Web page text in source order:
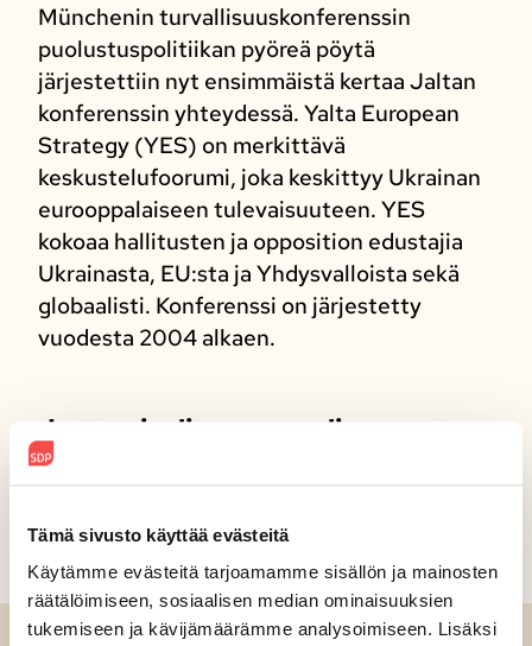
Tämä sivusto käyttää evästeitä
Käytämme evästeitä tarjoamamme sisällön ja mainosten
räätälöimiseen, sosiaalisen median ominaisuuksien
tukemiseen ja kävijämäärämme analysoimiseen. Lisäksi
Münchenin turvallisuuskonferenssin
puolustuspolitiikan pyöreä pöytä
järjestettiin nyt ensimmäistä kertaa Jaltan
konferenssin yhteydessä. Yalta European
Strategy (YES) on merkittävä
keskustelufoorumi, joka keskittyy Ukrainan
eurooppalaiseen tulevaisuuteen. YES
kokoaa hallitusten ja opposition edustajia
Ukrainasta, EU:sta ja Yhdysvalloista sekä
globaalisti. Konferenssi on järjestetty
vuodesta 2004 alkaen.
Jaa sosiaalisessa mediassa